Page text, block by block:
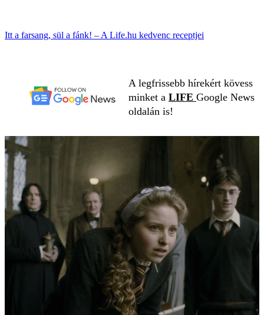
Itt a farsang, sül a fánk! – A Life.hu kedvenc receptjei
A legfrissebb hírekért kövess
minket a LIFE Google News
oldalán is!